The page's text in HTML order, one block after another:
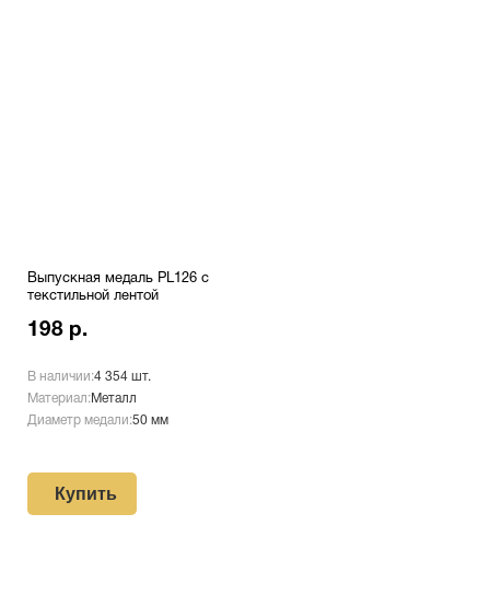
Выпускная медаль PL126 с
текстильной лентой
198 р.
В наличии:4 354 шт.
Материал:Металл
Диаметр медали:50 мм
Купить